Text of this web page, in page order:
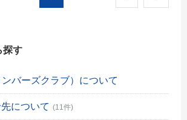
探す
バーズクラブ）について
について (11件)